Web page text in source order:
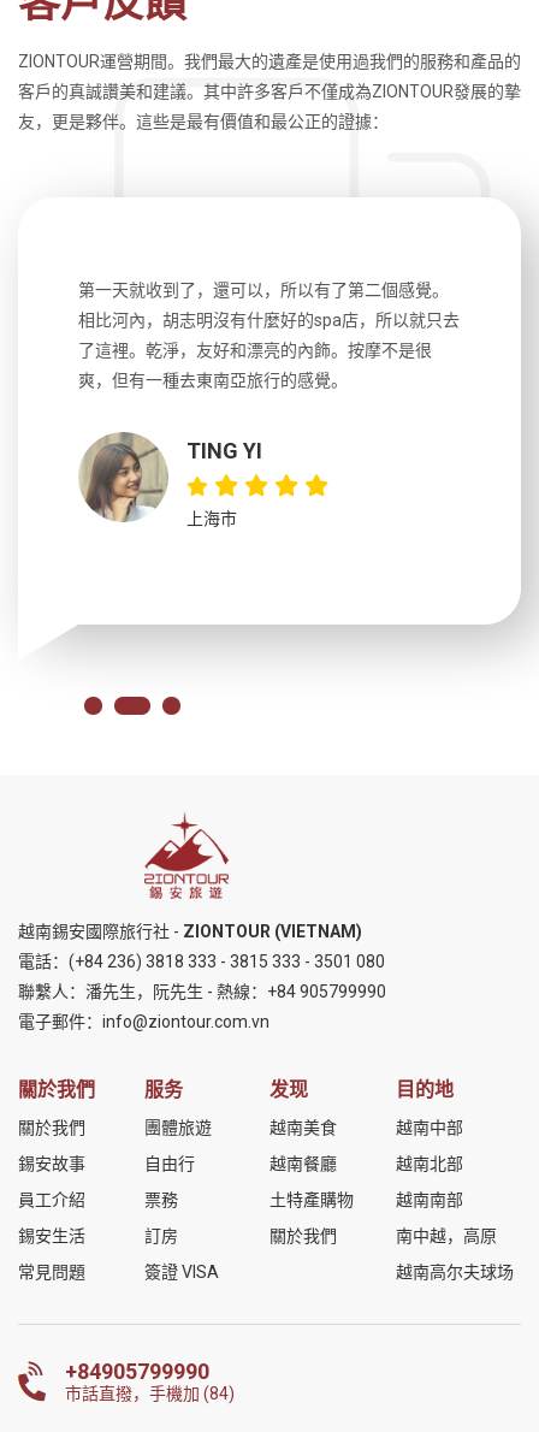
ZIONTOUR運營期間。我們最大的遺產是使用過我們的服務和產品的
客戶的真誠讚美和建議。其中許多客戶不僅成為ZIONTOUR發展的摯
友，更是夥伴。這些是最有價值和最公正的證據：
第一天就收到了，還可以，所以有了第二個感覺。
相比河內，胡志明沒有什麼好的spa店，所以就只去
了這裡。乾淨，友好和漂亮的內飾。按摩不是很
爽，但有一種去東南亞旅行的感覺。
TING YI
上海市
越南錫安國際旅行社 - ZIONTOUR (VIETNAM)
電話： (+84 236) 3818 333 - 3815 333 - 3501 080
聯繫人：潘先生，阮先生 - 熱線： +84 905799990
電子郵件： info@ziontour.com.vn
關於我們
關於我們
錫安故事
員工介紹
錫安生活
常見問題
服务
團體旅遊
自由行
票務
訂房
簽證 VISA
发现
越南美食
越南餐廳
土特產購物
關於我們
目的地
越南中部
越南北部
越南南部
南中越，高原
越南高尔夫球场
+84905799990
市話直撥，手機加 (84)